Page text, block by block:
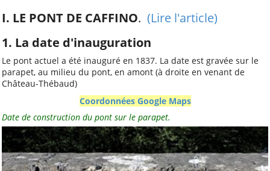
statutaires
Vu dans la Presse
Table des matières
Par catégorie
Par mot-clé
Par ordre alphabétique
I. LE PONT DE CAFFINO. (Lire l'article)
1. La date d'inauguration
Le pont actuel a été inauguré en 1837. La date est gravée sur le
parapet, au milieu du pont, en amont (à droite en venant de
Château-Thébaud)
Coordonnées Google Maps
Date de construction du pont sur le parapet.